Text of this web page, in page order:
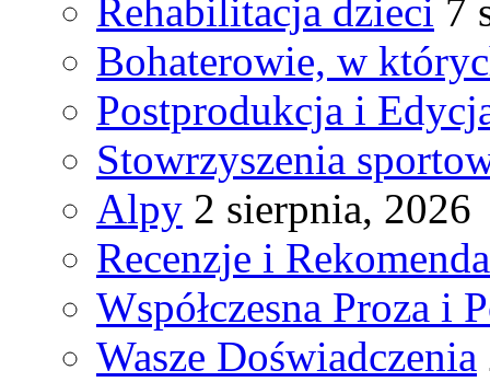
Rehabilitacja dzieci 7
Bohaterowie, w
Postprodukcja i
Stowrzyszenia
Alpy 2 sierpnia, 2026
Recenzje i
Współczesna Proza i
Wasze Doświadczenia